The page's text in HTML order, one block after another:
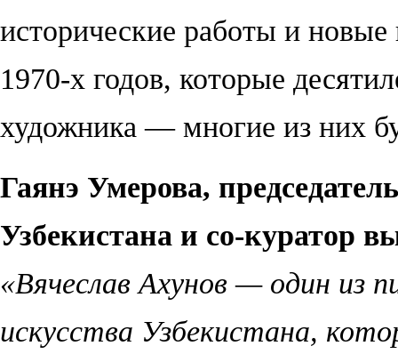
исторические работы и новые
1970-х годов, которые
художника — многие из них
Гаянэ Умерова,
Узбекистана и со-куратор
«Вячеслав Ахунов — один из
искусства Узбекистана,